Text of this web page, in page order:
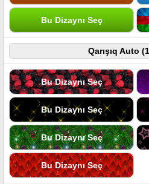
Bu Dizaynı Seç
Qarışıq Auto
Bu Dizaynı Seç
Bu Dizaynı Seç
Bu Dizaynı Seç
Bu Dizaynı Seç